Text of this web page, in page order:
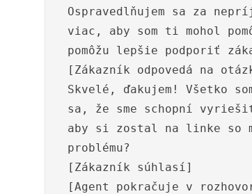
Ospravedlňujem sa za
viac, aby som ti mohol
pomôžu lepšie podporiť
[Zákazník odpovedá na
Skvelé, ďakujem! Všetko
sa, že sme schopní
aby si zostal na linke so
problému?
[Zákazník súhlasí]
[Agent pokračuje v